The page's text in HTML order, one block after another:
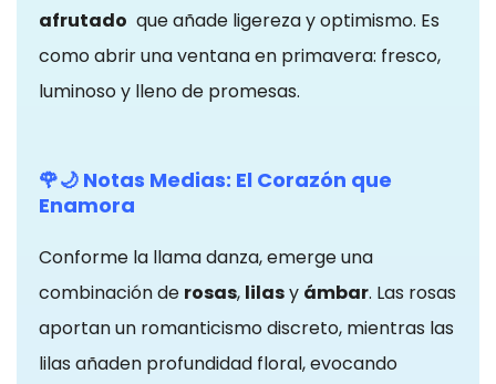
afrutado que añade ligereza y optimismo. Es
como abrir una ventana en primavera: fresco,
luminoso y lleno de promesas.
🌹🌙 Notas Medias: El Corazón que
Enamora
Conforme la llama danza, emerge una
combinación de rosas, lilasy ámbar. Las rosas
aportan un romanticismo discreto, mientras las
lilas añaden profundidad floral, evocando
Cookies
necesarias
Las cookies
necesarias son
aquellas